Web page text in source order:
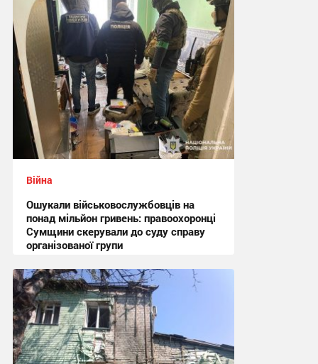
Війна
Ошукали військовослужбовців на
понад мільйон гривень: правоохоронці
Сумщини скерували до суду справу
організованої групи
12:47 вчора